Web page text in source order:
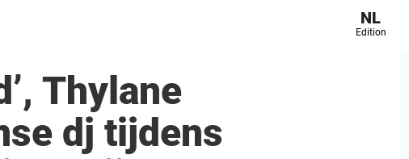
NL
Edition
Thylane
dj tijdens